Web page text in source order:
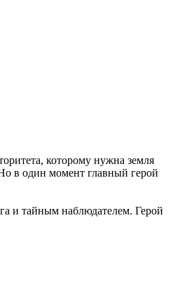
которому нужна земля
в один момент главный герой
и тайным наблюдателем. Герой